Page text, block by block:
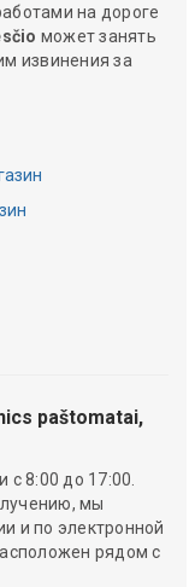
на дороге
может занять
извинения за
paštomatai,
8:00 до 17:00.
мы
и по электронной
рядом с